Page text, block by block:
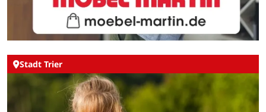
Stadt Trier